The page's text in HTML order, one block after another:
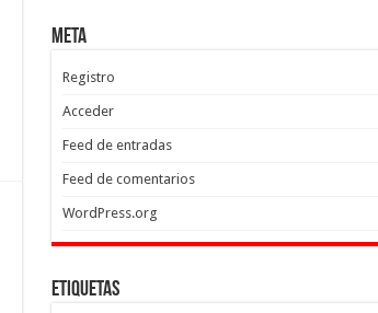
Meta
Registro
Acceder
Feed de entradas
Feed de comentarios
WordPress.org
Etiquetas